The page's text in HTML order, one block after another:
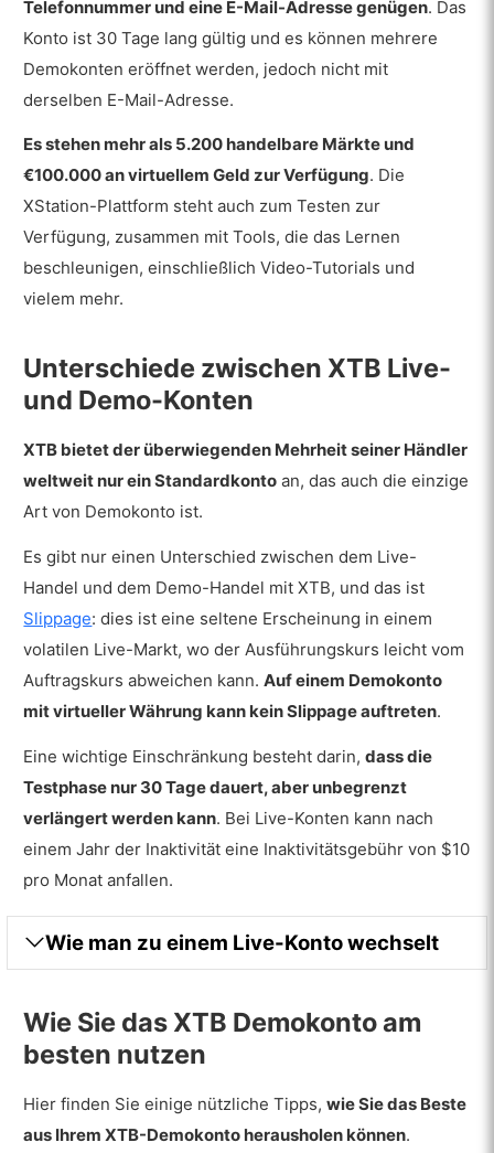
Telefonnummer und eine E-Mail-Adresse genügen. Das
Konto ist 30 Tage lang gültig und es können mehrere
Demokonten eröffnet werden, jedoch nicht mit
derselben E-Mail-Adresse.
Es stehen mehr als 5.200 handelbare Märkte und
€100.000 an virtuellem Geld zur Verfügung. Die
XStation-Plattform steht auch zum Testen zur
Verfügung, zusammen mit Tools, die das Lernen
beschleunigen, einschließlich Video-Tutorials und
vielem mehr.
Unterschiede zwischen XTB Live-
und Demo-Konten
XTB bietet der überwiegenden Mehrheit seiner Händler
weltweit nur ein Standardkonto an, das auch die einzige
Art von Demokonto ist.
Es gibt nur einen Unterschied zwischen dem Live-
Handel und dem Demo-Handel mit XTB, und das ist
Slippage: dies ist eine seltene Erscheinung in einem
volatilen Live-Markt, wo der Ausführungskurs leicht vom
Auftragskurs abweichen kann.Auf einem Demokonto
mit virtueller Währung kann kein Slippage auftreten.
Eine wichtige Einschränkung besteht darin,dass die
Testphase nur 30 Tage dauert, aber unbegrenzt
verlängert werden kann. Bei Live-Konten kann nach
einem Jahr der Inaktivität eine Inaktivitätsgebühr von $10
pro Monat anfallen.
Wie man zu einem Live-Konto wechselt
Wie Sie das XTB Demokonto am
besten nutzen
Hier finden Sie einige nützliche Tipps,wie Sie das Beste
aus Ihrem XTB-Demokonto herausholen können.